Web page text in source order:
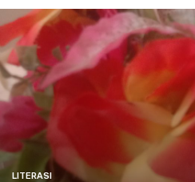
LITERASI